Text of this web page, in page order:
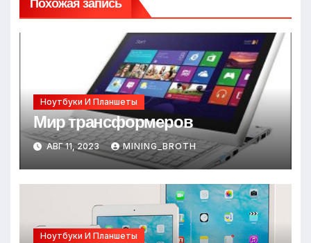
Ноутбуки И Планшеты
Мир трансформеров
АВГ 11, 2023 MINING_BROTH
Ноутбуки И Планшеты